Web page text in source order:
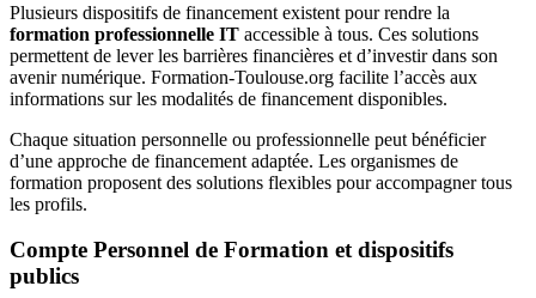
Plusieurs dispositifs de financement existent pour rendre la
formation professionnelle IT accessible à tous. Ces solutions
permettent de lever les barrières financières et d’investir dans son
avenir numérique. Formation-Toulouse.org facilite l’accès aux
informations sur les modalités de financement disponibles.
Chaque situation personnelle ou professionnelle peut bénéficier
d’une approche de financement adaptée. Les organismes de
formation proposent des solutions flexibles pour accompagner tous
les profils.
Compte Personnel de Formation et dispositifs
publics